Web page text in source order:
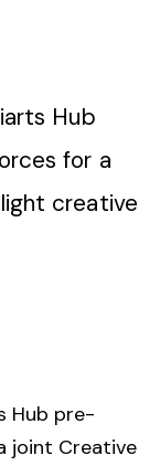
Hub
for a
creative
Hub pre-
joint Creative